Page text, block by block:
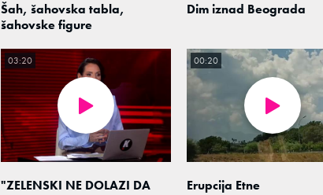
Šah, šahovska tabla,
šahovske figure
Dim iznad Beograda
"ZELENSKI NE DOLAZI DA
03:20
Erupcija Etne
00:20